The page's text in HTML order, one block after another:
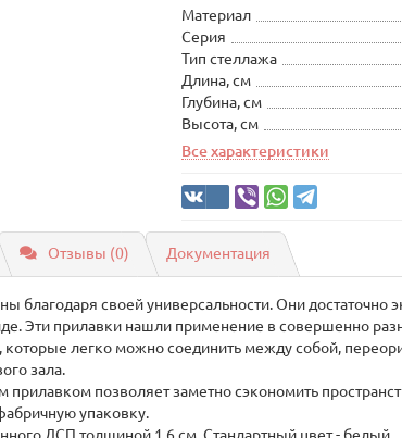
Материал
Серия
Тип стеллажа
Длина, см
Глубина, см
Высота, см
Все характеристики
Отзывы (0) Документация
благодаря своей универсальности. Они
Эти прилавки нашли применение в совершенно
легко можно соединить между собой,
зала.
позволяет заметно сэкономить
упаковку.